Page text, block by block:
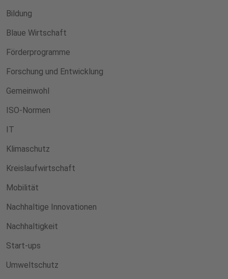
Bildung
Blaue Wirtschaft
Förderprogramme
Forschung und Entwicklung
Gemeinwohl
ISO-Normen
IT
Klimaschutz
Kreislaufwirtschaft
Mobilität
Nachhaltige Innovationen
Nachhaltigkeit
Start-ups
Umweltschutz